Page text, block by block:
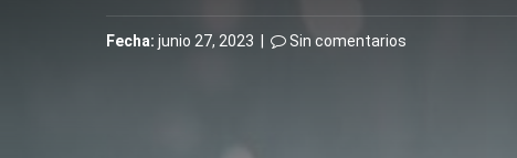
Fecha: junio 27, 2023 | Sin comentarios